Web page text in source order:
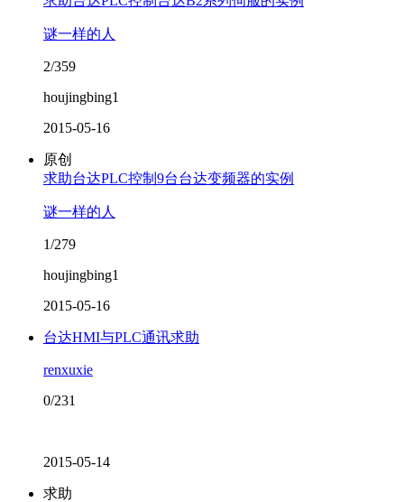
谜一样的人
2/359
houjingbing1
2015-05-16
原创
求助台达PLC控制9台台达变频器的实例
谜一样的人
1/279
houjingbing1
2015-05-16
台达HMI与PLC通讯求助
renxuxie
0/231
2015-05-14
求助